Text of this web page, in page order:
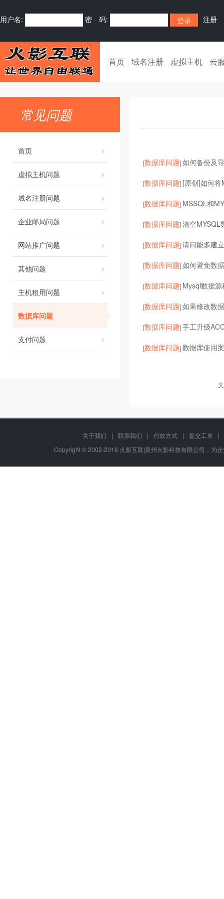
用户名: 密 码: 注册
首页 域名注册 虚拟主机 云
常见问题
首页
虚拟主机问题
域名注册问题
企业邮局问题
网站推广问题
其他问题
主机租用问题
数据库问题
支付问题
[数据库问题]如何备份及
[数据库问题] [原创]如何
[数据库问题] MSSQL和
[数据库问题]清空MYSQL
[数据库问题]请问能多建
[数据库问题]如何避免数
[数据库问题] Mysql数据
[数据库问题]如果修改数
[数据库问题]手工升级
[数据库问题]数据库使用
关于我们 | 联系我们 | 付款方式 | 提交工单
|
Copyright © 2002-2016 火影互联|贵州火影科技有限公司，为